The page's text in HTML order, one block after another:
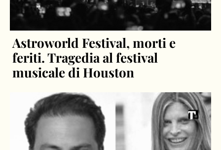
Astroworld Festival, morti e
feriti. Tragedia al festival
musicale di Houston